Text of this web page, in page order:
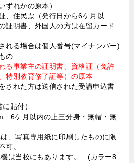
ずれかの原本）
住民票（発行日から6ケ月以
証明書、外国人の方は在留カード
る場合は個人番号(マイナンバー)
の
る事業主の証明書、資格証（免許
特別教育修了証等）の原本
された方は送信された受講申込書
貼付）
月以内の上三分身・無帽・無
写真専用紙に印刷したものに限
可。
当校にもあります。 (カラー8